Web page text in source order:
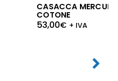
CASACCA
COTONE
53,00€ + IVA